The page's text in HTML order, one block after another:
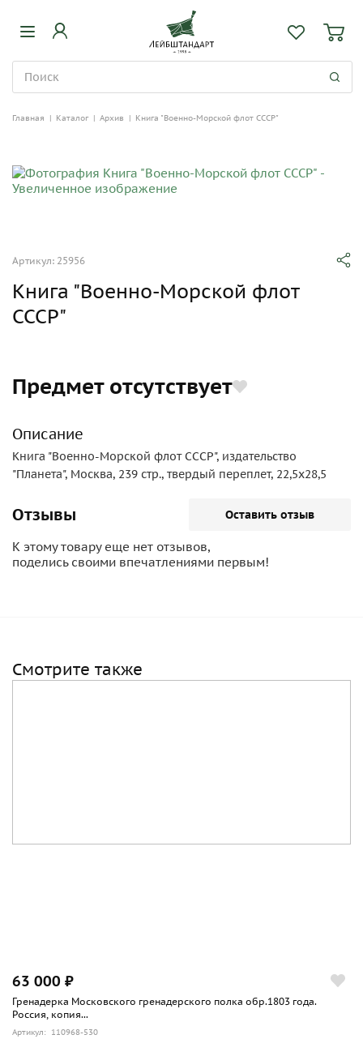
Главная | Каталог | Архив | Книга "Военно-Морской флот СССР"
Артикул: 25956
Книга "Военно-Морской флот
СССР"
Предмет отсутствует
Описание
Книга "Военно-Морской флот СССР", издательство
"Планета", Москва, 239 стр., твердый переплет, 22,5х28,5
Отзывы Оставить отзыв
К этому товару еще нет отзывов,
поделись своими впечатлениями первым!
Смотрите также
63 000 ₽
Гренадерка Московского гренадерского полка обр.1803 года.
Россия, копия...
Артикул: 110968-530